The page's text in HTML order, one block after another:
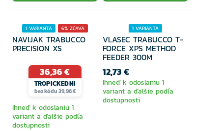
1 VARIANTA 6% ZĽAVA
NAVIJAK TRABUCCO
PRECISION XS
36,36 €
TROPICKEDNI
bez kódu 39,96 €
Ihneď k odoslaniu 1
variant a ďalšie podľa
dostupnosti
1 VARIANTA
VLASEC TRABUCCO T-
FORCE XPS METHOD
FEEDER 300M
12,73 €
Ihneď k odoslaniu 1
variant a ďalšie podľa
dostupnosti